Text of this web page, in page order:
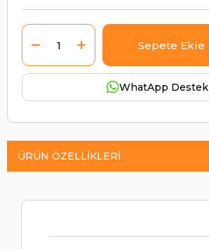
WhatApp Destek
ÜRÜN ÖZELLIKLERI